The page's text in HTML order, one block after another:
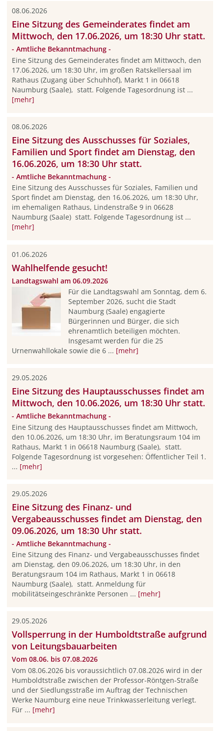
08.06.2026
Eine Sitzung des Gemeinderates findet am
Mittwoch, den 17.06.2026, um 18:30 Uhr statt.
- Amtliche Bekanntmachung -
Eine Sitzung des Gemeinderates findet am Mittwoch, den
17.06.2026, um 18:30 Uhr, im großen Ratskellersaal im
Rathaus (Zugang über Schuhhof), Markt 1 in 06618
Naumburg (Saale), statt. Folgende Tagesordnung ist ...
[mehr]
08.06.2026
Eine Sitzung des Ausschusses für Soziales,
Familien und Sport findet am Dienstag, den
16.06.2026, um 18:30 Uhr statt.
- Amtliche Bekanntmachung -
Eine Sitzung des Ausschusses für Soziales, Familien und
Sport findet am Dienstag, den 16.06.2026, um 18:30 Uhr,
im ehemaligen Rathaus, Lindenstraße 9 in 06628
Naumburg (Saale) statt. Folgende Tagesordnung ist ...
[mehr]
01.06.2026
Wahlhelfende gesucht!
Landtagswahl am 06.09.2026
Für die Landtagswahl am Sonntag, dem 6.
September 2026, sucht die Stadt
Naumburg (Saale) engagierte
Bürgerinnen und Bürger, die sich
ehrenamtlich beteiligen möchten.
Insgesamt werden für die 25
Urnenwahllokale sowie die 6 ... [mehr]
29.05.2026
Eine Sitzung des Hauptausschusses findet am
Mittwoch, den 10.06.2026, um 18:30 Uhr statt.
- Amtliche Bekanntmachung -
Eine Sitzung des Hauptausschusses findet am Mittwoch,
den 10.06.2026, um 18:30 Uhr, im Beratungsraum 104 im
Rathaus, Markt 1 in 06618 Naumburg (Saale), statt.
Folgende Tagesordnung ist vorgesehen: Öffentlicher Teil 1.
... [mehr]
29.05.2026
Eine Sitzung des Finanz- und
Vergabeausschusses findet am Dienstag, den
09.06.2026, um 18:30 Uhr statt.
- Amtliche Bekanntmachung -
Eine Sitzung des Finanz- und Vergabeausschusses findet
am Dienstag, den 09.06.2026, um 18:30 Uhr, in den
Beratungsraum 104 im Rathaus, Markt 1 in 06618
Naumburg (Saale), statt. Anmeldung für
mobilitätseingeschränkte Personen ... [mehr]
29.05.2026
Vollsperrung in der Humboldtstraße aufgrund
von Leitungsbauarbeiten
Vom 08.06. bis 07.08.2026
Vom 08.06.2026 bis voraussichtlich 07.08.2026 wird in der
Humboldtstraße zwischen der Professor-Röntgen-Straße
und der Siedlungsstraße im Auftrag der Technischen
Werke Naumburg eine neue Trinkwasserleitung verlegt.
Für ... [mehr]